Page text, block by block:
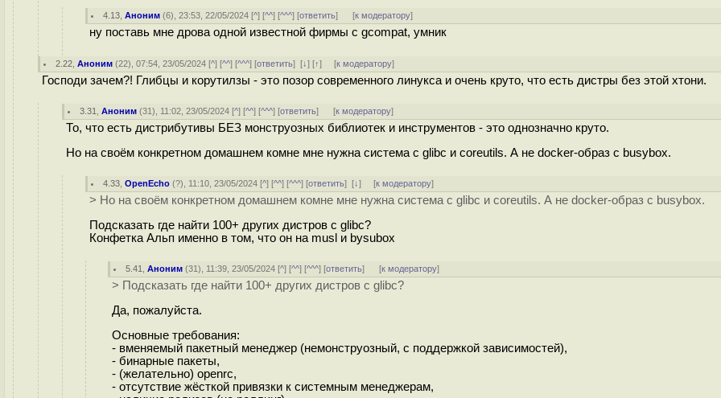
4.13 ,Аноним (6), 23:53, 22/05/2024 [^] [^^] [^^^] [ответить] [к модератору]
ну поставь мне дрова одной известной фирмы с gcompat, умник
2.22 ,Аноним (22), 07:54, 23/05/2024 [^] [^^] [^^^] [ответить][↓] [↑] [к модератору]
Господи зачем?! Глибцы и корутилзы - это позор современного линукса и очень круто, что есть дистры без этой хтони.
3.31 ,Аноним (31), 11:02, 23/05/2024 [^] [^^] [^^^] [ответить] [к модератору]
То, что есть дистрибутивы БЕЗ монструозных библиотек и инструментов - это однозначно круто.
Но на своём конкретном домашнем комне мне нужна система с glibc и coreutils. А не docker-образ с busybox.
4.33 ,OpenEcho (?), 11:10, 23/05/2024 [^] [^^] [^^^] [ответить][↓] [к модератору]
> Но на своём конкретном домашнем комне мне нужна система с glibc и coreutils. А не docker-образ с busybox.
Подсказать где найти 100+ других дистров с glibc?
Конфетка Альп именно в том, что он на musl и bysubox
5.41 ,Аноним (31), 11:39, 23/05/2024 [^] [^^] [^^^] [ответить] [к модератору]
> Подсказать где найти 100+ других дистров с glibc?
Да, пожалуйста.
Основные требования:
- вменяемый пакетный менеджер (немонструозный, с поддержкой зависимостей),
- бинарные пакеты,
- (желательно) openrc,
- отсутствие жёсткой привязки к системным менеджерам,